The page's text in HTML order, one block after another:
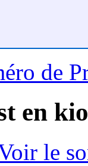
de
en
le